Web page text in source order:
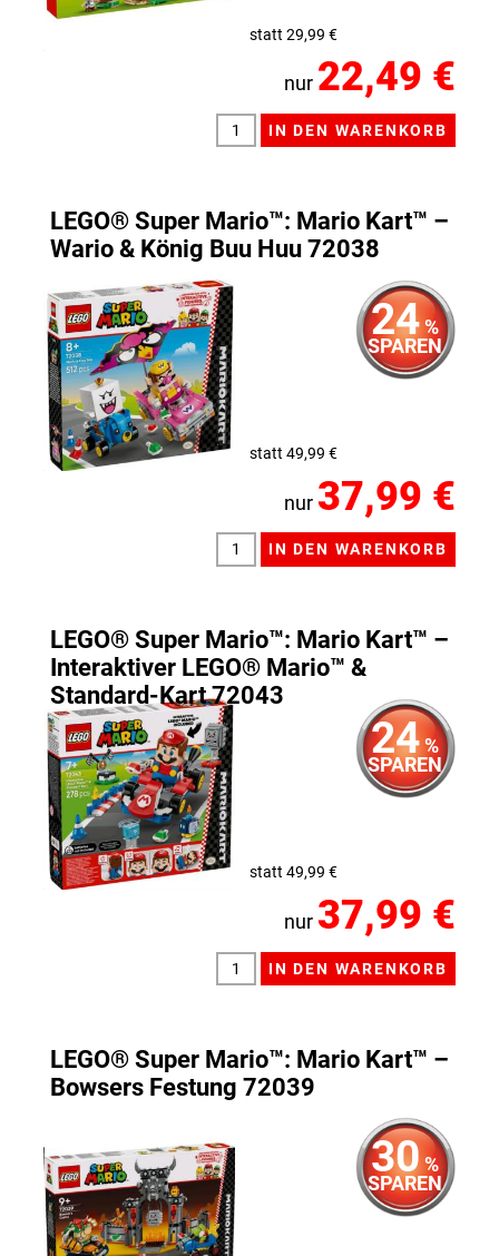
statt 29,99 €
nur 22,49 €
LEGO® Super Mario™: Mario Kart™ –
Wario & König Buu Huu 72038
24%
SPAREN
statt 49,99 €
nur37,99 €
LEGO® Super Mario™: Mario Kart™ –
Interaktiver LEGO® Mario™ &
Standard-Kart 72043
24%
SPAREN
statt 49,99 €
nur37,99 €
LEGO® Super Mario™: Mario Kart™ –
Bowsers Festung 72039
30 %
SPAREN